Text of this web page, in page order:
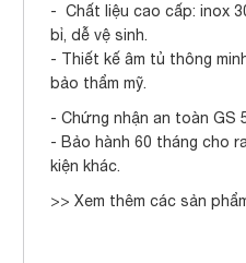
- Chất liệu cao cấp: inox
bỉ, dễ vệ sinh.
- Thiết kế âm tủ thông
bảo thẩm mỹ.
- Chứng nhận an toàn GS
- Bảo hành 60 tháng cho
kiện khác.
>> Xem thêm các sản